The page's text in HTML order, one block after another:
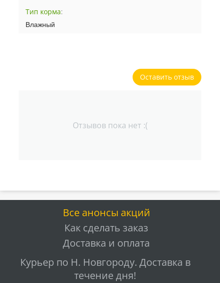
Тип корма:
Влажный
Оставить отзыв
Отзывов пока нет :(
Все анонсы акций
Как сделать заказ
Доставка и оплата
Курьер по Н. Новгороду. Доставка в
течение дня!